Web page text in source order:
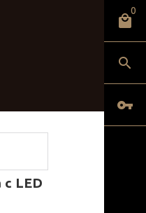
0
LED